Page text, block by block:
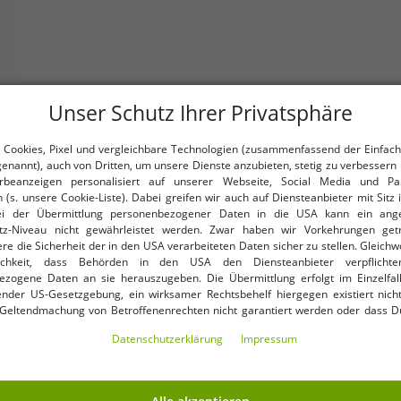
Rock 1052 Schwarz
DELMAO Damen
-78%
Unser Schutz Ihrer Privatsphäre
Pixel und vergleichbare Technologien (zusammenfassend der
auch von Dritten, um unsere Dienste anzubieten, stetig zu verbessern
personalisiert auf unserer Webseite, Social Media und
(s. unsere Cookie-Liste). Dabei greifen wir auch auf Diensteanbieter mit Sitz
der Übermittlung personenbezogener Daten in die USA kann ein
Niveau nicht gewährleistet werden. Zwar haben wir Vorkehrungen
die Sicherheit der in den USA verarbeiteten Daten sicher zu stellen.
dass Behörden in den USA den Diensteanbieter
Daten an sie herauszugeben. Die Übermittlung erfolgt im
US-Gesetzgebung, ein wirksamer Rechtsbehelf hiergegen existiert
von Betroffenenrechten nicht garantiert werden oder dass
in die USA für einverstanden (s.a. unsere Datenschutzerklärung). Du hast
Daten­schutz­erklärung Impressum